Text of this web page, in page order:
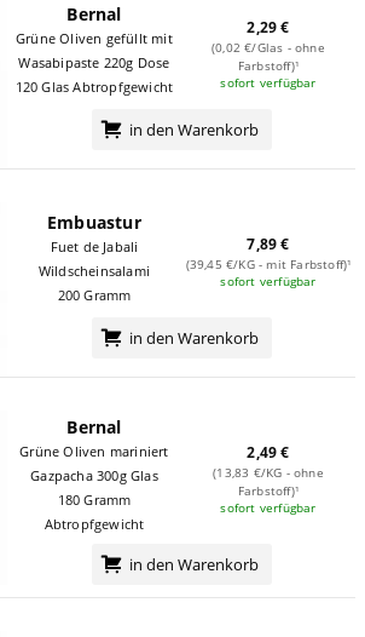
Bernal
Grüne Oliven gefüllt mit
Wasabipaste 220g Dose
120 Glas Abtropfgewicht
2,29 €
(0,02 €/Glas - ohne
Farbstoff)¹
sofort verfügbar
in den Warenkorb
Embuastur
Fuet de Jabali
Wildscheinsalami
200 Gramm
7,89 €
(39,45 €/KG - mit Farbstoff)¹
sofort verfügbar
in den Warenkorb
Bernal
Grüne Oliven mariniert
Gazpacha 300g Glas
180 Gramm
Abtropfgewicht
2,49 €
(13,83 €/KG - ohne
Farbstoff)¹
sofort verfügbar
in den Warenkorb